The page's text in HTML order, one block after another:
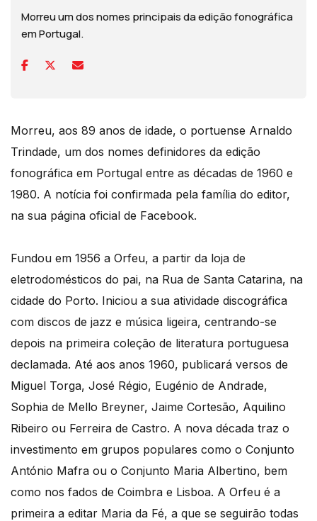
Morreu um dos nomes principais da edição fonográfica
em Portugal.
Morreu, aos 89 anos de idade, o portuense Arnaldo
Trindade, um dos nomes definidores da edição
fonográfica em Portugal entre as décadas de 1960 e
1980. A notícia foi confirmada pela família do editor,
na sua página oficial de Facebook.
Fundou em 1956 a Orfeu, a partir da loja de
eletrodomésticos do pai, na Rua de Santa Catarina, na
cidade do Porto. Iniciou a sua atividade discográfica
com discos de jazz e música ligeira, centrando-se
depois na primeira coleção de literatura portuguesa
declamada. Até aos anos 1960, publicará versos de
Miguel Torga, José Régio, Eugénio de Andrade,
Sophia de Mello Breyner, Jaime Cortesão, Aquilino
Ribeiro ou Ferreira de Castro. A nova década traz o
investimento em grupos populares como o Conjunto
António Mafra ou o Conjunto Maria Albertino, bem
como nos fados de Coimbra e Lisboa. A Orfeu é a
primeira a editar Maria da Fé, a que se seguirão todas